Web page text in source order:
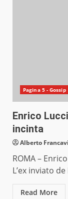
Pagina 5 - Gossip
Enrico
incinta
Alberto
ROMA –
L’ex inviato
Read More